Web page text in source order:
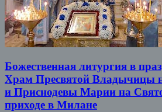
Божественная литургия в
Храм Пресвятой Владычицы
и Приснодевы Марии на
приходе в Милане